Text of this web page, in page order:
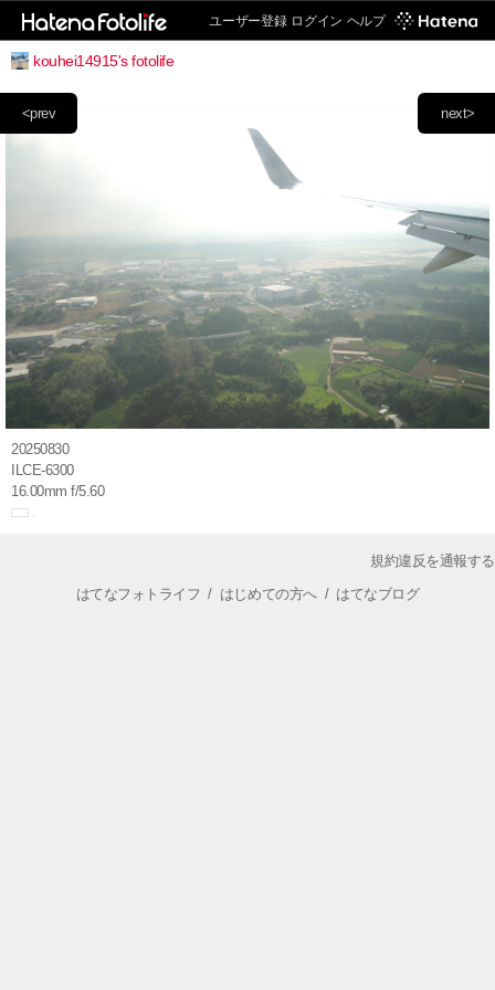
ユーザー登録 ログイン ヘルプ
kouhei14915's fotolife
next>
<prev
20250830
ILCE-6300
16.00mm f/5.60
規約違反を通報する
はてなフォトライフ / はじめての方へ/ はてなブログ